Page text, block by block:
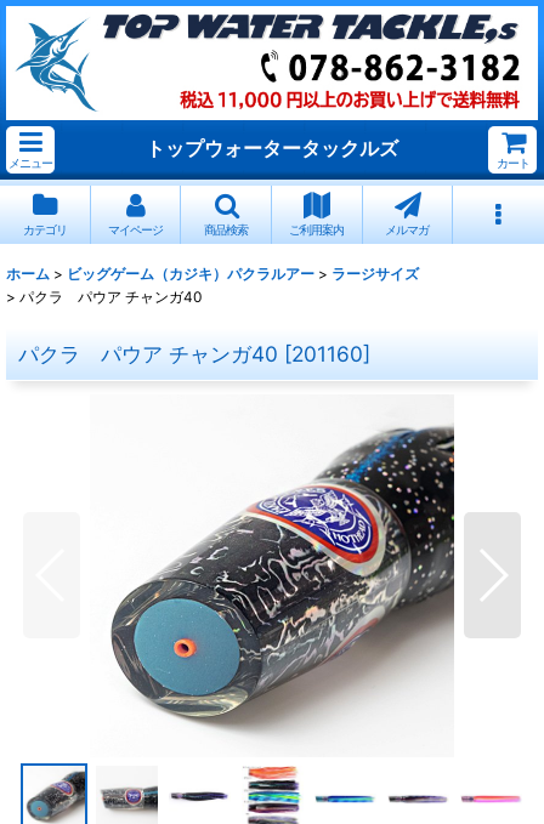
メニュー
トップウォータータックルズ
カート
カテゴリ マイページ 商品検索 ご利用案内 メルマガ
ホーム > ビッグゲーム（カジキ）パクラルアー > ラージサイズ
> パクラ パウア チャンガ40
パクラ パウア チャンガ40 [201160]